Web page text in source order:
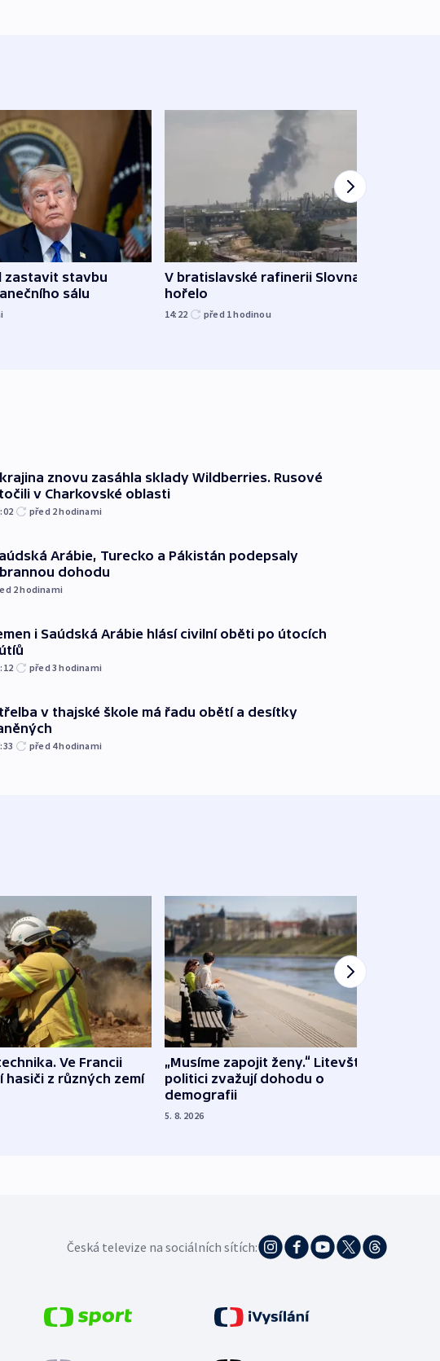
zastavit stavbu
sálu
V bratislavské rafinerii Slovnaft
hořelo
14:22 před 1hodinou
znovu zasáhla sklady Wildberries. Rusové
v Charkovské oblasti
před 2hodinami
Arábie, Turecko a Pákistán podepsaly
dohodu
2hodinami
i Saúdská Arábie hlásí civilní oběti po útocích
před 3hodinami
v thajské škole má řadu obětí a desítky
před 4hodinami
Ve Francii
hasiči z různých zemí
„Musíme zapojit ženy.“ Litevští
politici zvažují dohodu o
demografii
5. 8. 2026
Česká televize na sociálních sítích: